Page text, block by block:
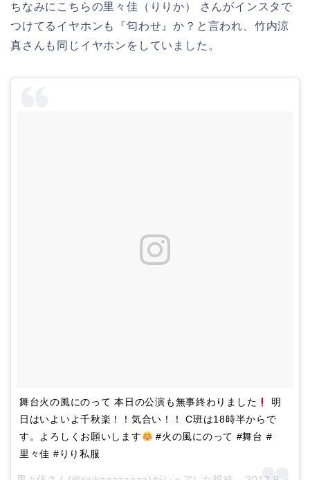
ちなみにこちらの里々佳（りりか） さんがインスタで
つけてるイヤホンも『匂わせ』か？と言われ、竹内涼
真さんも同じイヤホンをしていました。
舞台火の風にのって 本日の公演も無事終わりました
明
日はいよいよ千秋楽！！気合い！！ C班は18時半からで
す。よろしくお願いします
#火の風にのって #舞台 #
里々佳 #りり私服